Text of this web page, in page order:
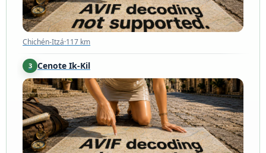
Chichén-Itzá·117 km
3 Cenote Ik-Kil
X-Calakoop·120 km